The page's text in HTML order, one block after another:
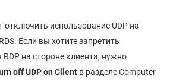
отключить использование UDP на
Если вы хотите запретить
RDP на стороне клиента, нужно
off UDP on Client в разделе Computer